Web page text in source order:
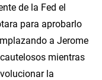
de la Fed el
para aprobarlo
a Jerome
mientras
la